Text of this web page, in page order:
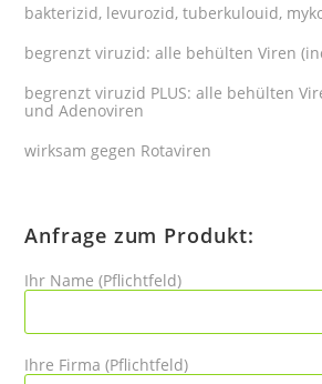
bakterizid, levurozid, tuberkulouid,
begrenzt viruzid: alle behülten Viren
begrenzt viruzid PLUS: alle behülten
und Adenoviren
wirksam gegen Rotaviren
Anfrage zum Produkt:
Ihr Name (Pflichtfeld)
Ihre Firma (Pflichtfeld)